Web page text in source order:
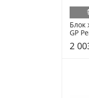
Блок
GP
Black
2